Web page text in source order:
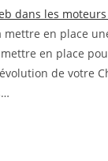
dans les
en place
en place
de votre